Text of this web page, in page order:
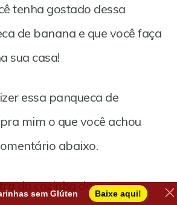
tenha gostado dessa
de banana e que você faça
sua casa!
essa panqueca de
mim o que você achou
abaixo.
da cozinha da sua casa
sem Glúten Baixe aqui!